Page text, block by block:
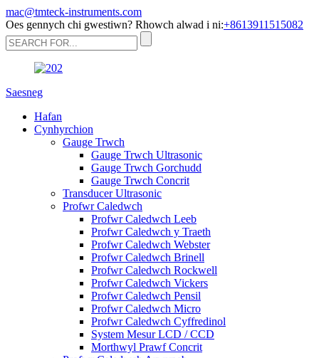
mac@tmteck-instruments.com
Oes gennych chi gwestiwn? Rhowch alwad i ni:+8613911515082
Saesneg
Hafan
Cynhyrchion
Gauge Trwch
Gauge Trwch Ultrasonic
Gauge Trwch Gorchudd
Gauge Trwch Concrit
Transducer Ultrasonic
Profwr Caledwch
Profwr Caledwch Leeb
Profwr Caledwch y Traeth
Profwr Caledwch Webster
Profwr Caledwch Brinell
Profwr Caledwch Rockwell
Profwr Caledwch Vickers
Profwr Caledwch Pensil
Profwr Caledwch Micro
Profwr Caledwch Cyffredinol
System Mesur LCD / CCD
Morthwyl Prawf Concrit